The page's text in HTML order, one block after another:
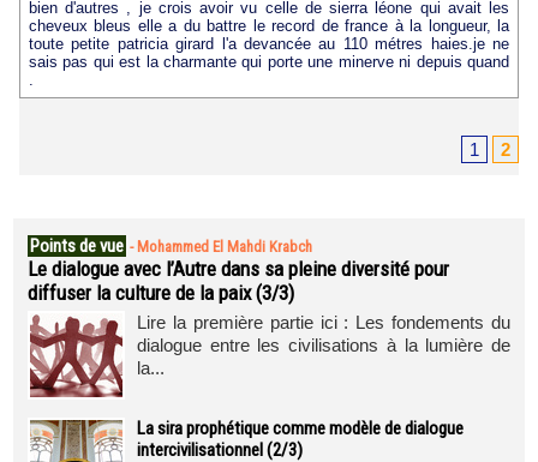
bien d'autres , je crois avoir vu celle de sierra léone qui avait les
cheveux bleus elle a du battre le record de france à la longueur, la
toute petite patricia girard l'a devancée au 110 métres haies.je ne
sais pas qui est la charmante qui porte une minerve ni depuis quand
1 2
Points de vue - Mohammed El Mahdi Krabch
Le dialogue avec l’Autre dans sa pleine diversité pour
diffuser la culture de la paix (3/3)
Lire la première partie ici : Les fondements du
dialogue entre les civilisations à la lumière de
la...
La sira prophétique comme modèle de dialogue
intercivilisationnel (2/3)